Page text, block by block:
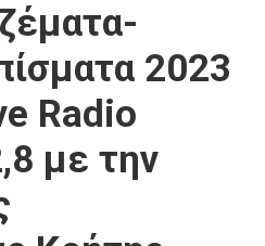
2023
Radio
με την